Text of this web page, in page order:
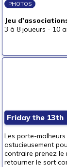
PHOTOS
Jeu
3 à 8 joueurs - 10
Friday the 13th
Les porte-
astucieusement
contraire prenez le
retourner le sort